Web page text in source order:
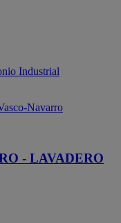
Industrial
Navarro
- LAVADERO